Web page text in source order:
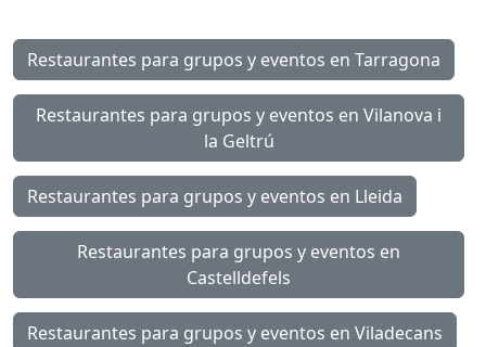
Restaurantes para grupos y eventos en Tarragona
Restaurantes para grupos y eventos en Vilanova i
la Geltrú
Restaurantes para grupos y eventos en Lleida
Restaurantes para grupos y eventos en
Castelldefels
Restaurantes para grupos y eventos en Viladecans